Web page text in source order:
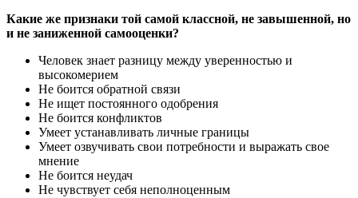
Какие же признаки той самой классной, не завышенной, но
и не заниженной самооценки?
Человек знает разницу между уверенностью и
высокомерием
Не боится обратной связи
Не ищет постоянного одобрения
Не боится конфликтов
Умеет устанавливать личные границы
Умеет озвучивать свои потребности и выражать свое
мнение
Не боится неудач
Не чувствует себя неполноценным